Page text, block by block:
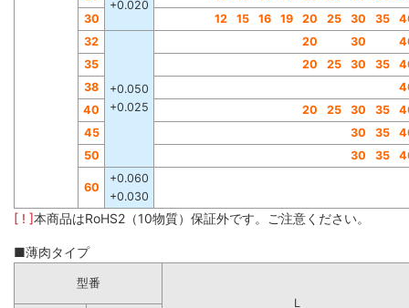
+0.020
30
12 15 16 19 20 25 30 35
32
+0.050
+0.025
20 30
35
20 25 30 35
38
40
20 25 30 35
45
30 35
50
30 35
60
+0.060
+0.030
[ ! ]本商品はRoHS2（10物質）保証外です。ご注意ください。
■薄肉タイプ
型番
L